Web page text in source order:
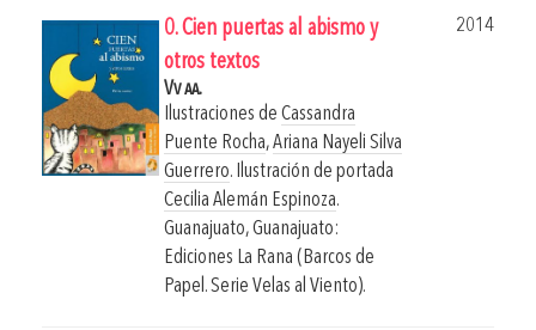
0. Cien puertas al abismo y
otros textos
2014
Vv aa.
Ilustraciones de Cassandra
Puente Rocha,Ariana Nayeli Silva
Guerrero. Ilustración de portada
Cecilia Alemán Espinoza.
Guanajuato, Guanajuato:
Ediciones La Rana (Barcos de
Papel. Serie Velas al Viento).